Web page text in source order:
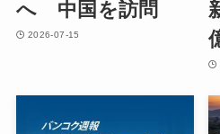
へ 中国を訪問
2026-07-15